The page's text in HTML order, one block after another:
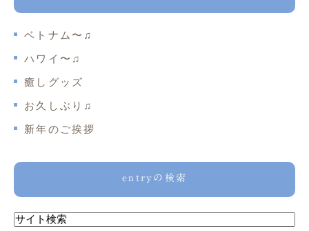
ベトナム〜♫
ハワイ〜♫
癒しグッズ
お久しぶり♫
新年のご挨拶
entryの検索